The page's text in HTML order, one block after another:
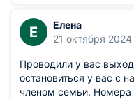
Е
Елена
21 октября 2024
Проводили у вас
остановиться у вас с
членом семьи.